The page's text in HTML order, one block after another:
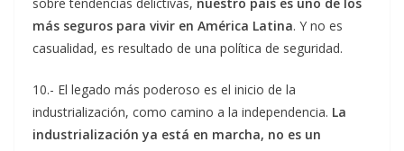
sobre tendencias delictivas, nuestro país es uno de los
más seguros para vivir en América Latina. Y no es
casualidad, es resultado de una política de seguridad.
10.- El legado más poderoso es el inicio de la
industrialización, como camino a la independencia. La
industrialización ya está en marcha, no es un